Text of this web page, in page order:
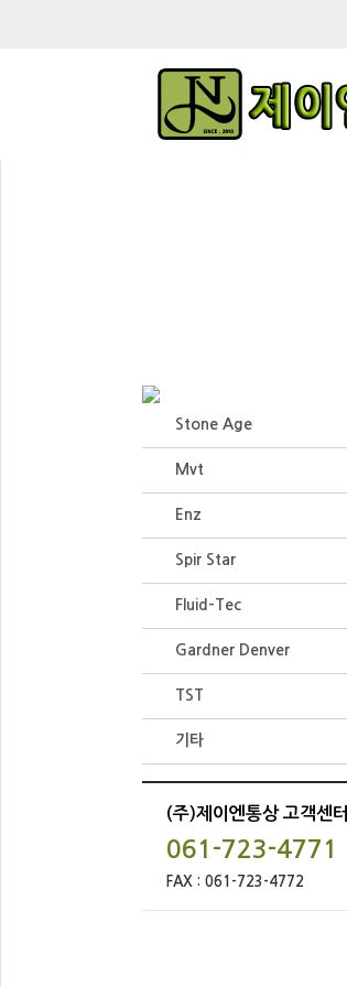
Stone Age
Mvt
Enz
Spir Star
Fluid-Tec
Gardner Denver
TST
기타
(주)제이엔통상 고객센터
061-723-4771
FAX : 061-723-4772